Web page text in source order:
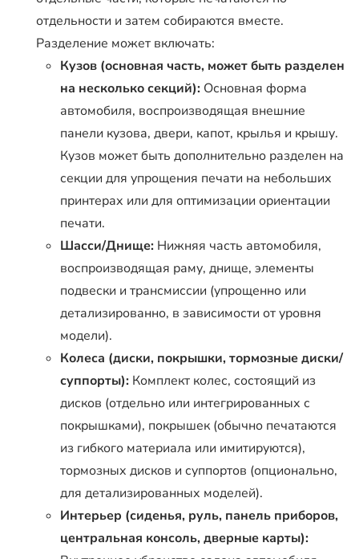
отдельности и затем собираются вместе.
Разделение может включать:
Кузов (основная часть, может быть разделен
на несколько секций): Основная форма
автомобиля, воспроизводящая внешние
панели кузова, двери, капот, крылья и крышу.
Кузов может быть дополнительно разделен на
секции для упрощения печати на небольших
принтерах или для оптимизации ориентации
печати.
Шасси/Днище: Нижняя часть автомобиля,
воспроизводящая раму, днище, элементы
подвески и трансмиссии (упрощенно или
детализированно, в зависимости от уровня
модели).
Колеса (диски, покрышки, тормозные диски/
суппорты): Комплект колес, состоящий из
дисков (отдельно или интегрированных с
покрышками), покрышек (обычно печатаются
из гибкого материала или имитируются),
тормозных дисков и суппортов (опционально,
для детализированных моделей).
Интерьер (сиденья, руль, панель приборов,
центральная консоль, дверные карты):